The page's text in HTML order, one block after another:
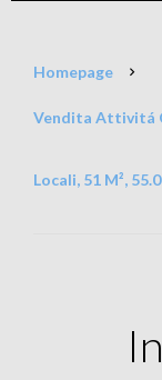
Homepage
Vendita Attivitá
Locali, 51 M²,